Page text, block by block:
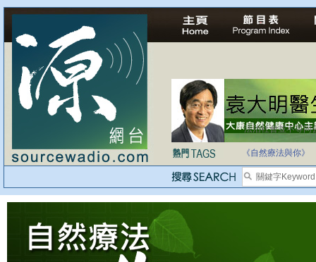
法治社會並不等同
《自然療法與你》